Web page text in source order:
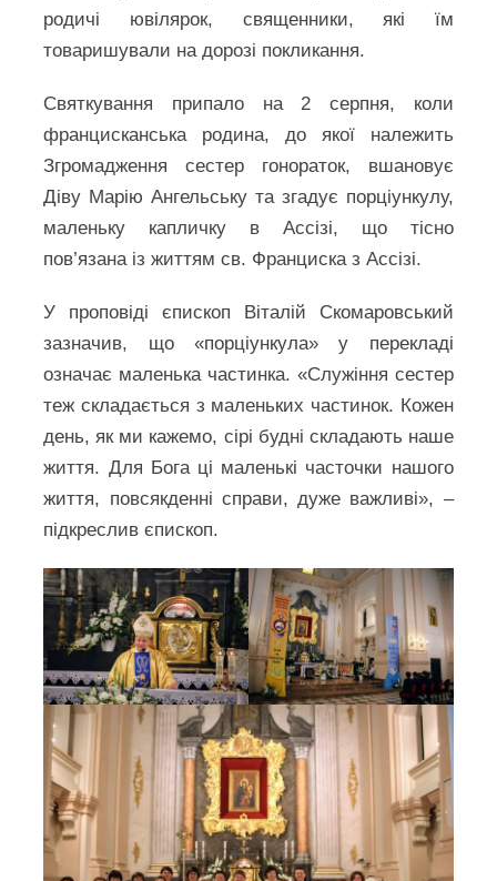
родичі ювілярок, священники, які їм
товаришували на дорозі покликання.
Святкування припало на 2 серпня, коли
францисканська родина, до якої належить
Згромадження сестер гонораток, вшановує
Діву Марію Ангельську та згадує порціункулу,
маленьку капличку в Ассізі, що тісно
пов’язана із життям св. Франциска з Ассізі.
У проповіді єпископ Віталій Скомаровський
зазначив, що «порціункула» у перекладі
означає маленька частинка. «Служіння сестер
теж складається з маленьких частинок. Кожен
день, як ми кажемо, сірі будні складають наше
життя. Для Бога ці маленькі часточки нашого
життя, повсякденні справи, дуже важливі», –
підкреслив єпископ.